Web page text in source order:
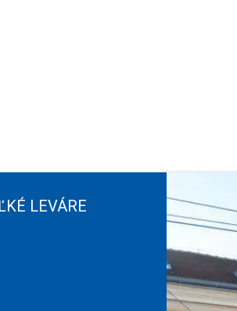
LEVÁRE